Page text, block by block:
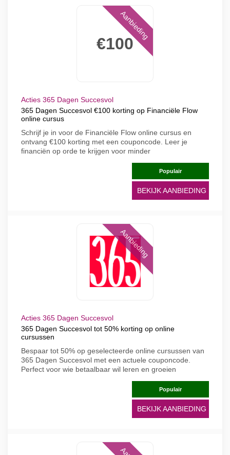
€100
Aanbieding
Acties 365 Dagen Succesvol
365 Dagen Succesvol €100 korting op Financiële Flow
online cursus
Schrijf je in voor de Financiële Flow online cursus en
ontvang €100 korting met een couponcode. Leer je
financiën op orde te krijgen voor minder
Populair
BEKIJK AANBIEDING
Aanbieding
Acties 365 Dagen Succesvol
365 Dagen Succesvol tot 50% korting op online
cursussen
Bespaar tot 50% op geselecteerde online cursussen van
365 Dagen Succesvol met een actuele couponcode.
Perfect voor wie betaalbaar wil leren en groeien
Populair
BEKIJK AANBIEDING